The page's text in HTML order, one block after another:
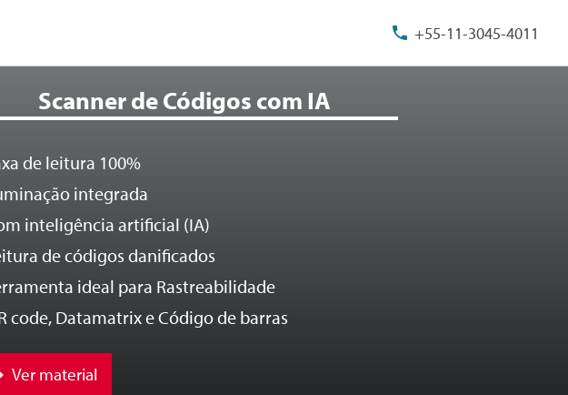
+55-11-3045-4011
Scanner de Códigos com IA
de leitura 100%
integrada
inteligência artificial (IA)
de códigos danificados
ideal para Rastreabilidade
code, Datamatrix e Código de barras
Ver material